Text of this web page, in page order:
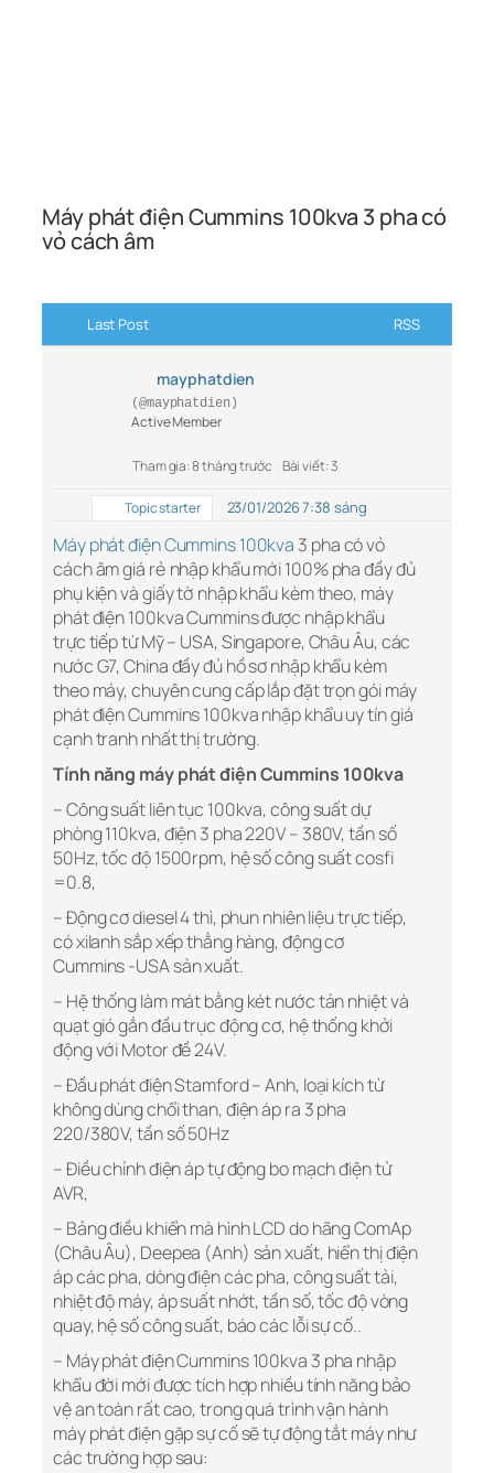
Máy phát điện Cummins 100kva 3 pha có
vỏ cách âm
Last Post RSS
mayphatdien
(@mayphatdien)
Active Member
Tham gia: 8 tháng trước Bài viết: 3
Topic starter 23/01/2026 7:38 sáng
Máy phát điện Cummins 100kva 3 pha có vỏ
cách âm giá rẻ nhập khẩu mới 100% pha đầy đủ
phụ kiện và giấy tờ nhập khẩu kèm theo, máy
phát điện 100kva Cummins được nhập khẩu
trực tiếp từ Mỹ – USA, Singapore, Châu Âu, các
nước G7, China đầy đủ hồ sơ nhập khẩu kèm
theo máy, chuyên cung cấp lắp đặt trọn gói máy
phát điện Cummins 100kva nhập khẩu uy tín giá
cạnh tranh nhất thị trường.
Tính năng máy phát điện Cummins 100kva
– Công suất liên tục 100kva, công suất dự
phòng 110kva, điện 3 pha 220V – 380V, tần số
50Hz, tốc độ 1500rpm, hệ số công suất cosfi
=0.8,
– Động cơ diesel 4 thì, phun nhiên liệu trực tiếp,
có xilanh sắp xếp thẳng hàng, động cơ
Cummins -USA sản xuất.
– Hệ thống làm mát bằng két nước tản nhiệt và
quạt gió gắn đầu trục động cơ, hệ thống khởi
động với Motor đề 24V.
– Đầu phát điện Stamford – Anh, loại kích từ
không dùng chổi than, điện áp ra 3 pha
220/380V, tần số 50Hz
– Điều chỉnh điện áp tự động bo mạch điện tử
AVR,
– Bảng điều khiển mà hình LCD do hãng ComAp
(Châu Âu), Deepea (Anh) sản xuất, hiển thị điện
áp các pha, dòng điện các pha, công suất tải,
nhiệt độ máy, áp suất nhớt, tần số, tốc độ vòng
quay, hệ số công suất, báo các lỗi sự cố..
– Máy phát điện Cummins 100kva 3 pha nhập
khẩu đời mới được tích hợp nhiều tính năng bảo
vệ an toàn rất cao, trong quá trình vận hành
máy phát điện gặp sự cố sẽ tự động tắt máy như
các trường hợp sau: